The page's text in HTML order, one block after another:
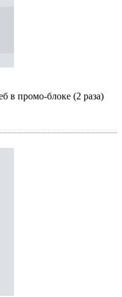
в промо-блоке (2 раза)